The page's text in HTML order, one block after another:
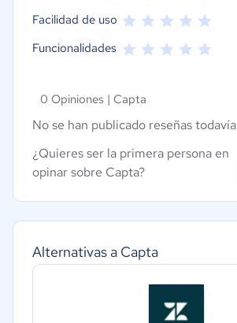
Alternativas a Capta
Facilidad de uso
Funcionalidades
0 Opiniones | Capta
No se han publicado reseñas todavía
¿Quieres ser la primera persona en
opinar sobre Capta?